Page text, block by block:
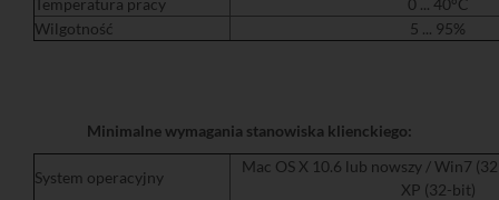
Wilgotność
5 ... 95%
Minimalne wymagania stanowiska klienckiego:
System operacyjny
Mac OS X 10.6 lub nowszy / Win7
XP (32-bit)